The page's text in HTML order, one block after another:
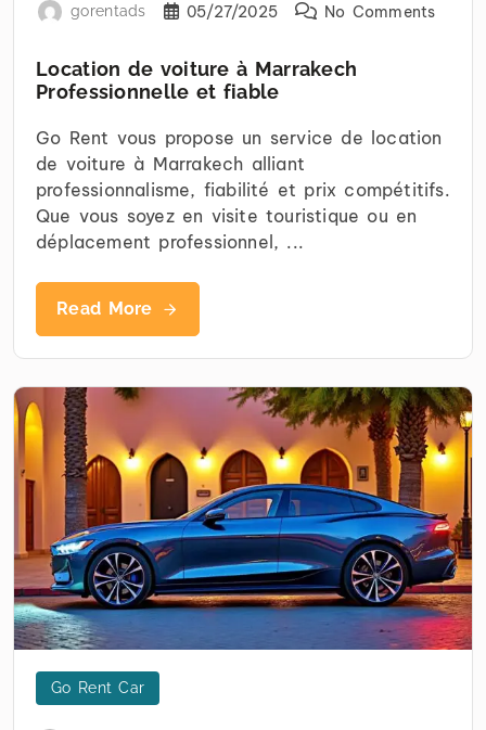
gorentads 05/27/2025 No Comments
Location de voiture à Marrakech
Professionnelle et fiable
Go Rent vous propose un service de location
de voiture à Marrakech alliant
professionnalisme, fiabilité et prix compétitifs.
Que vous soyez en visite touristique ou en
déplacement professionnel, ...
Read More
Go Rent Car